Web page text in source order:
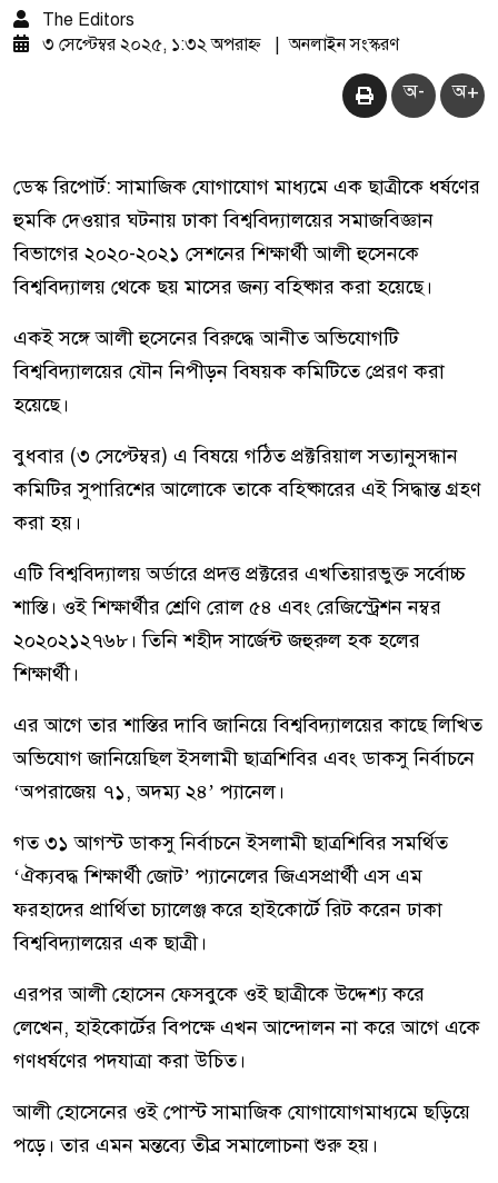
The Editors
৩ সেপ্টেম্বর ২০২৫, ১:৩২ অপরাহ্ণ
অনলাইন সংস্করণ
অ- অ+
ডেস্ক রিপোর্ট: সামাজিক যোগাযোগ মাধ্যমে এক ছাত্রীকে ধর্ষণের
হুমকি দেওয়ার ঘটনায় ঢাকা বিশ্ববিদ্যালয়ের সমাজবিজ্ঞান
বিভাগের ২০২০-২০২১ সেশনের শিক্ষার্থী আলী হুসেনকে
বিশ্ববিদ্যালয় থেকে ছয় মাসের জন্য বহিষ্কার করা হয়েছে।
একই সঙ্গে আলী হুসেনের বিরুদ্ধে আনীত অভিযোগটি
বিশ্ববিদ্যালয়ের যৌন নিপীড়ন বিষয়ক কমিটিতে প্রেরণ করা
হয়েছে।
বুধবার (৩ সেপ্টেম্বর) এ বিষয়ে গঠিত প্রক্টরিয়াল সত্যানুসন্ধান
কমিটির সুপারিশের আলোকে তাকে বহিষ্কারের এই সিদ্ধান্ত গ্রহণ
করা হয়।
এটি বিশ্ববিদ্যালয় অর্ডারে প্রদত্ত প্রক্টরের এখতিয়ারভুক্ত সর্বোচ্চ
শাস্তি। ওই শিক্ষার্থীর শ্রেণি রোল ৫৪ এবং রেজিস্ট্রেশন নম্বর
২০২০২১২৭৬৮। তিনি শহীদ সার্জেন্ট জহুরুল হক হলের
শিক্ষার্থী।
এর আগে তার শাস্তির দাবি জানিয়ে বিশ্ববিদ্যালয়ের কাছে লিখিত
অভিযোগ জানিয়েছিল ইসলামী ছাত্রশিবির এবং ডাকসু নির্বাচনে
‘অপরাজেয় ৭১, অদম্য ২৪’ প্যানেল।
গত ৩১ আগস্ট ডাকসু নির্বাচনে ইসলামী ছাত্রশিবির সমর্থিত
‘ঐক্যবদ্ধ শিক্ষার্থী জোট’ প্যানেলের জিএসপ্রার্থী এস এম
ফরহাদের প্রার্থিতা চ্যালেঞ্জ করে হাইকোর্টে রিট করেন ঢাকা
বিশ্ববিদ্যালয়ের এক ছাত্রী।
এরপর আলী হোসেন ফেসবুকে ওই ছাত্রীকে উদ্দেশ্য করে
লেখেন, হাইকোর্টের বিপক্ষে এখন আন্দোলন না করে আগে একে
গণধর্ষণের পদযাত্রা করা উচিত।
আলী হোসেনের ওই পোস্ট সামাজিক যোগাযোগমাধ্যমে ছড়িয়ে
পড়ে। তার এমন মন্তব্যে তীব্র সমালোচনা শুরু হয়।